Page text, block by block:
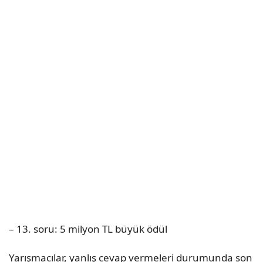
– 13. soru: 5 milyon TL büyük ödül
Yarışmacılar, yanlış cevap vermeleri durumunda son